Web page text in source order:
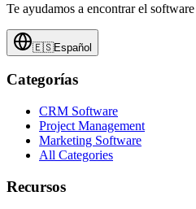
Te ayudamos a encontrar el
🇪🇸Español
Categorías
CRM Software
Project Management
Marketing Software
All Categories
Recursos